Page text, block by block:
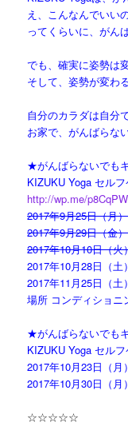
え、こんなんでいい
ってくらいに、がん
でも、確実に姿勢は
そして、姿勢が変わ
自分のカラダは自分
お家で、がんばらな
★がんばらないでも
KIZUKU Yoga セル
http://wp.me/
2017年9月25日（月
2017年9月29日（金
2017年10月10日（火
2017年10月28日（土
2017年11月25日（土
場所 コンディショニ
★がんばらないでも
KIZUKU Yoga セル
2017年10月23日（月
2017年10月30日（月
☆☆☆☆☆